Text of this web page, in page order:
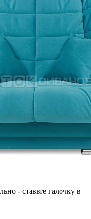
- ставьте галочку в